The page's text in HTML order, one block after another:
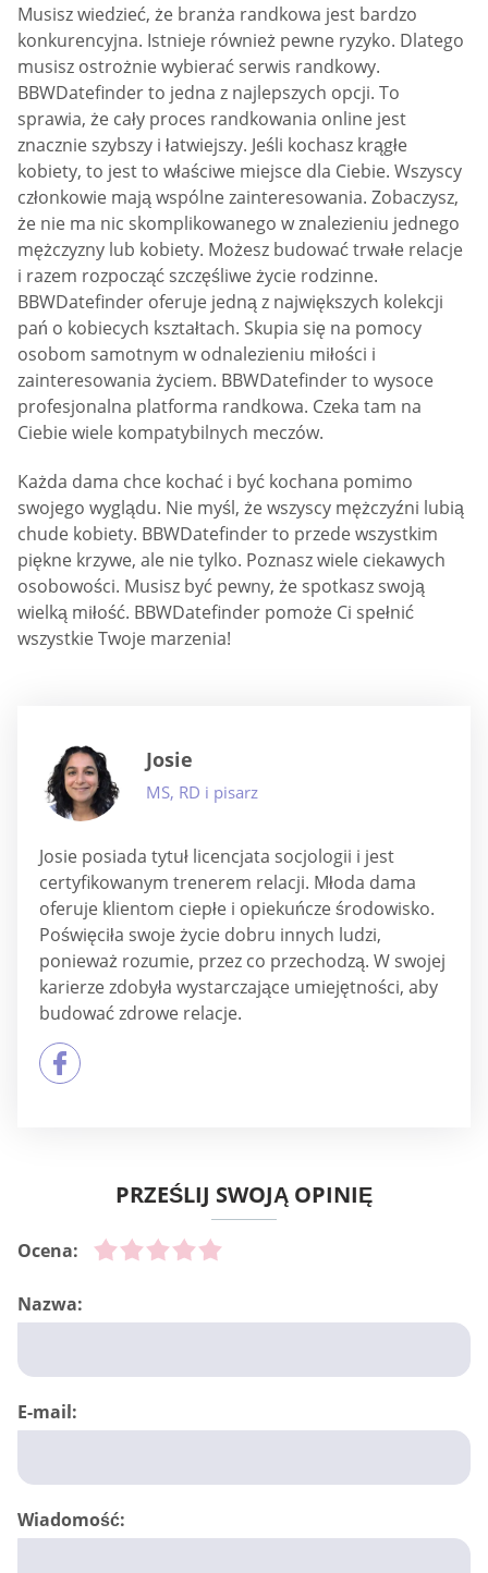
Musisz wiedzieć, że branża randkowa jest bardzo
konkurencyjna. Istnieje również pewne ryzyko. Dlatego
musisz ostrożnie wybierać serwis randkowy.
BBWDatefinder to jedna z najlepszych opcji. To
sprawia, że cały proces randkowania online jest
znacznie szybszy i łatwiejszy. Jeśli kochasz krągłe
kobiety, to jest to właściwe miejsce dla Ciebie. Wszyscy
członkowie mają wspólne zainteresowania. Zobaczysz,
że nie ma nic skomplikowanego w znalezieniu jednego
mężczyzny lub kobiety. Możesz budować trwałe relacje
i razem rozpocząć szczęśliwe życie rodzinne.
BBWDatefinder oferuje jedną z największych kolekcji
pań o kobiecych kształtach. Skupia się na pomocy
osobom samotnym w odnalezieniu miłości i
zainteresowania życiem. BBWDatefinder to wysoce
profesjonalna platforma randkowa. Czeka tam na
Ciebie wiele kompatybilnych meczów.
Każda dama chce kochać i być kochana pomimo
swojego wyglądu. Nie myśl, że wszyscy mężczyźni lubią
chude kobiety. BBWDatefinder to przede wszystkim
piękne krzywe, ale nie tylko. Poznasz wiele ciekawych
osobowości. Musisz być pewny, że spotkasz swoją
wielką miłość. BBWDatefinder pomoże Ci spełnić
wszystkie Twoje marzenia!
Josie
MS, RD i pisarz
Josie posiada tytuł licencjata socjologii i jest
certyfikowanym trenerem relacji. Młoda dama
oferuje klientom ciepłe i opiekuńcze środowisko.
Poświęciła swoje życie dobru innych ludzi,
ponieważ rozumie, przez co przechodzą. W swojej
karierze zdobyła wystarczające umiejętności, aby
budować zdrowe relacje.
PRZEŚLIJ SWOJĄ OPINIĘ
Ocena:
Nazwa:
E-mail:
Wiadomość: